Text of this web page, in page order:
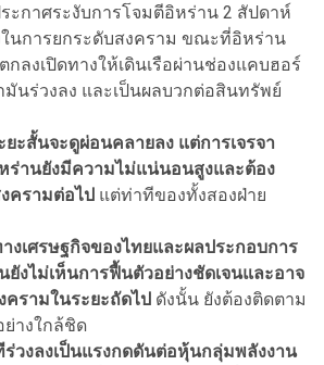
ะกาศระงับการโจมตีอิหร่าน 2 สัปดาห์
นการยกระดับสงคราม ขณะที่อิหร่าน
กลงเปิดทางให้เดินเรือผ่านช่องแคบฮอร์
นร่วงลง และเป็นผลบวกต่อสินทรัพย์
ะสั้นจะดูผ่อนคลายลง แต่การเจรจา
ร่านยังมีความไม่แน่นอนสูงและต้อง
ครามต่อไป แต่ท่าทีของทั้งสองฝ่าย
งเศรษฐกิจของไทยและผลประกอบการ
ยังไม่เห็นการฟื้นตัวอย่างชัดเจนและอาจ
ครามในระยะถัดไป ดังนั้น ยังต้องติดตาม
างใกล้ชิด
วงลงเป็นแรงกดดันต่อหุ้นกลุ่มพลังงาน